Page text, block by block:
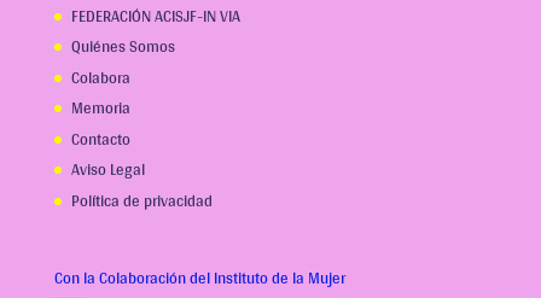
FEDERACIÓN ACISJF-IN VIA
Quiénes Somos
Colabora
Memoria
Contacto
Aviso Legal
Política de privacidad
Con la Colaboración del Instituto de la Mujer